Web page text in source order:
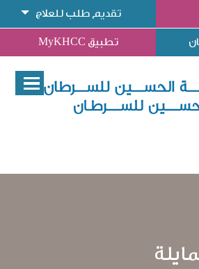
تقديم طلب للعلاج
تطبيق MyKHCC